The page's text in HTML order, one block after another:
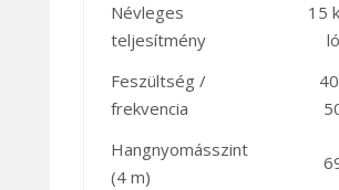
Névleges
teljesítmény
15
Feszültség /
frekvencia
Hangnyomásszint
(4 m)